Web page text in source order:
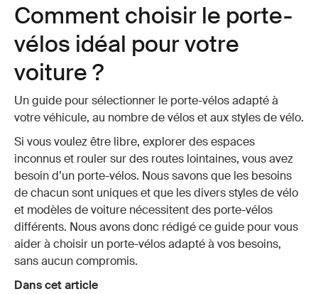
Comment choisir le porte-
vélos idéal pour votre
voiture ?
Un guide pour sélectionner le porte-vélos adapté à
votre véhicule, au nombre de vélos et aux styles de vélo.
Si vous voulez être libre, explorer des espaces
inconnus et rouler sur des routes lointaines, vous avez
besoin d’un porte-vélos. Nous savons que les besoins
de chacun sont uniques et que les divers styles de vélo
et modèles de voiture nécessitent des porte-vélos
différents. Nous avons donc rédigé ce guide pour vous
aider à choisir un porte-vélos adapté à vos besoins,
sans aucun compromis.
Dans cet article